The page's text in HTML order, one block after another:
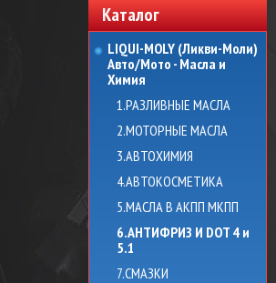
Каталог
LIQUI-MOLY (Ликви-Моли)
Авто/Мото - Масла и
Химия
1.РАЗЛИВНЫЕ МАСЛА
2.МОТОРНЫЕ МАСЛА
3.АВТОХИМИЯ
4.АВТОКОСМЕТИКА
5.МАСЛА В АКПП МКПП
6.АНТИФРИЗ И DOT 4 и
5.1
7.СМАЗКИ